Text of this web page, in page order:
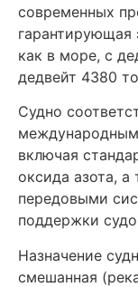
современных
гарантирующая
как в море, с
дедвейт 4380
Судно
включая
оксида азота,
передовыми
поддержки
Назначение
смешанная